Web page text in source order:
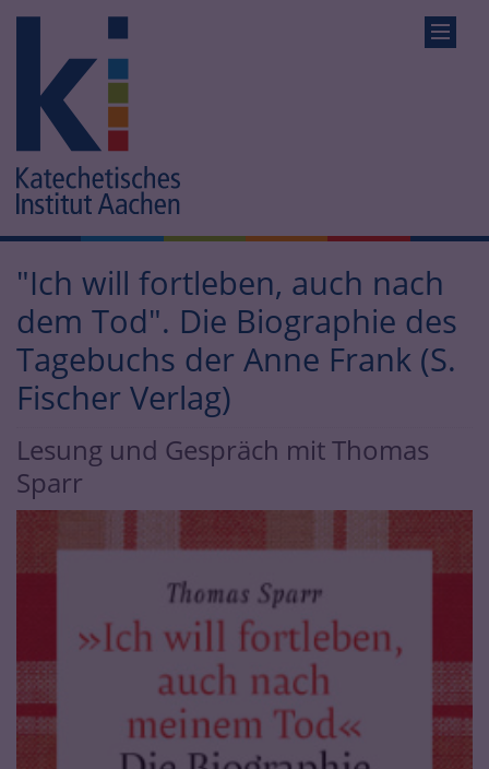
"Ich will fortleben, auch nach
dem Tod". Die Biographie des
Tagebuchs der Anne Frank (S.
Fischer Verlag)
Lesung und Gespräch mit Thomas
Sparr